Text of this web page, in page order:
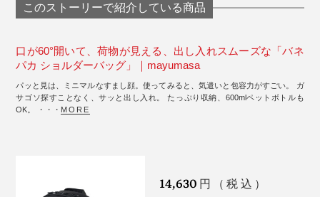
このストーリーで紹介している商品
口が60°開いて、荷物が見える、出し入れスムーズな「バネ
パカ ショルダーバッグ」｜mayumasa
パッと見は、ミニマルなすまし顔。使ってみると、気遣いと包容力がすごい。 ガ
サゴソ探すことなく、サッと出し入れ。 たっぷり収納、600mlペットボトルも
OK。 ・・・ MORE
14,630 円（税込）